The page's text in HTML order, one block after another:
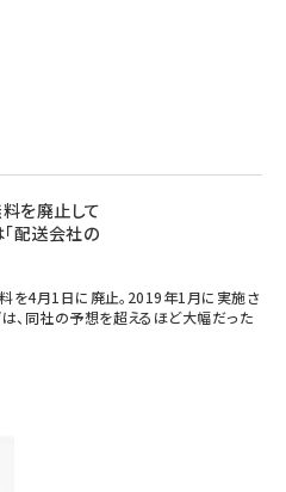
を廃止して
配送会社の
を4月1日に廃止。2019年1月に実施さ
、同社の予想を超えるほど大幅だった